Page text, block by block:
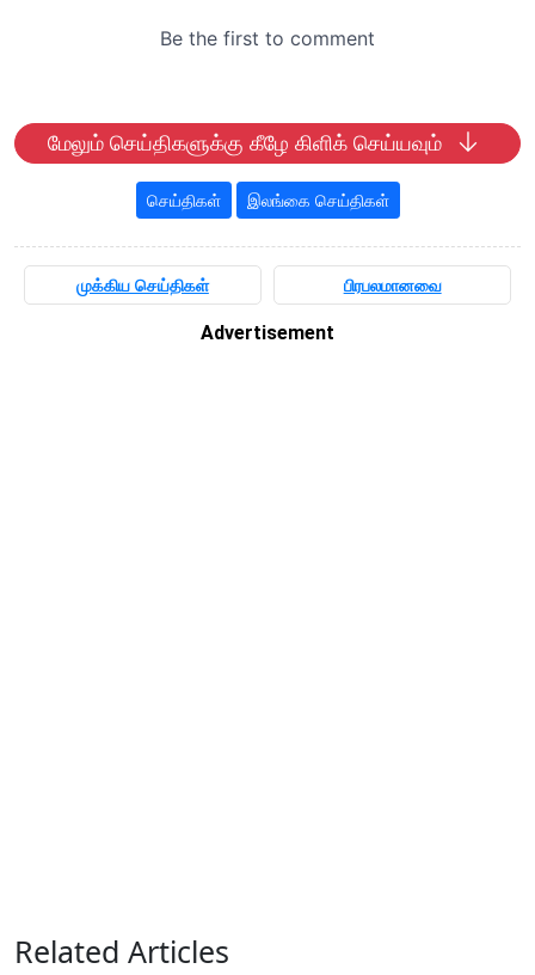
மேலும் செய்திகளுக்கு கீழே கிளிக் செய்யவும்
செய்திகள் இலங்கை செய்திகள்
முக்கிய செய்திகள் பிரபலமானவை
Advertisement
Related Articles